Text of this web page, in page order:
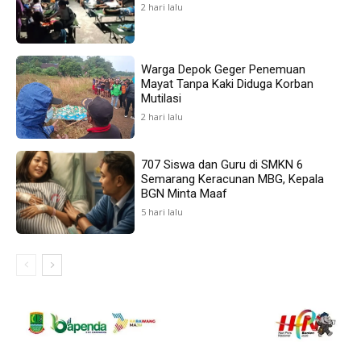
2 hari lalu
Warga Depok Geger Penemuan
Mayat Tanpa Kaki Diduga Korban
Mutilasi
2 hari lalu
707 Siswa dan Guru di SMKN 6
Semarang Keracunan MBG, Kepala
BGN Minta Maaf
5 hari lalu